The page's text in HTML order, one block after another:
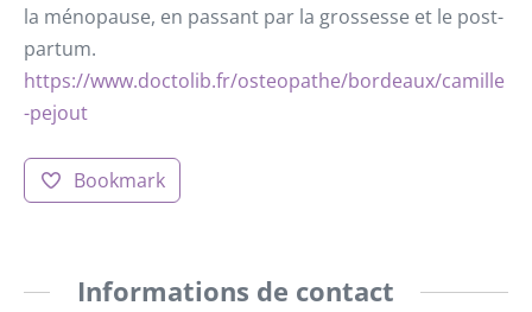
la ménopause, en passant par la grossesse et le post-
partum.
https://www.doctolib.fr/osteopathe/bordeaux/camille
-pejout
Bookmark
Informations de contact